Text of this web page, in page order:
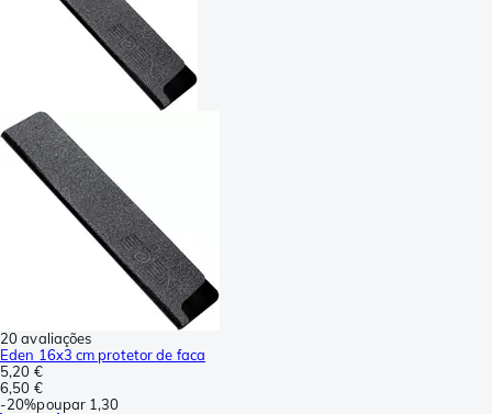
20 avaliações
Eden 16x3 cm protetor de faca
5,20 €
6,50 €
-20%poupar 1,30